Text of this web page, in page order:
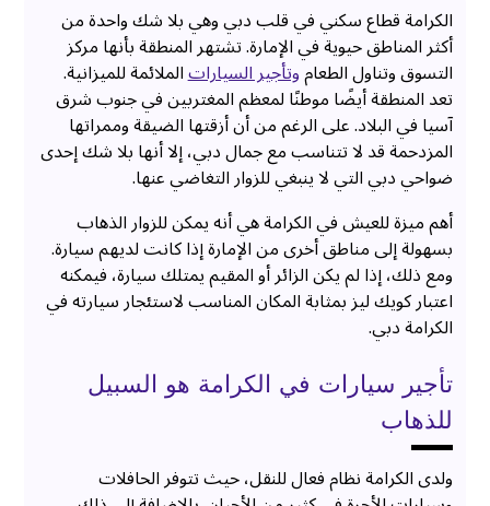
الكرامة قطاع سكني في قلب دبي وهي بلا شك واحدة من
أكثر المناطق حيوية في الإمارة. تشتهر المنطقة بأنها مركز
التسوق وتناول الطعاموتأجير السياراتالملائمة للميزانية.
تعد المنطقة أيضًا موطنًا لمعظم المغتربين في جنوب شرق
آسيا في البلاد. على الرغم من أن أزقتها الضيقة وممراتها
المزدحمة قد لا تتناسب مع جمال دبي، إلا أنها بلا شك إحدى
ضواحي دبي التي لا ينبغي للزوار التغاضي عنها.
أهم ميزة للعيش في الكرامة هي أنه يمكن للزوار الذهاب
بسهولة إلى مناطق أخرى من الإمارة إذا كانت لديهم سيارة.
ومع ذلك، إذا لم يكن الزائر أو المقيم يمتلك سيارة، فيمكنه
اعتبار كويك ليز بمثابة المكان المناسب لاستئجار سيارته في
الكرامة دبي.
تأجير سيارات في الكرامة هو السبيل
للذهاب
ولدى الكرامة نظام فعال للنقل، حيث تتوفر الحافلات